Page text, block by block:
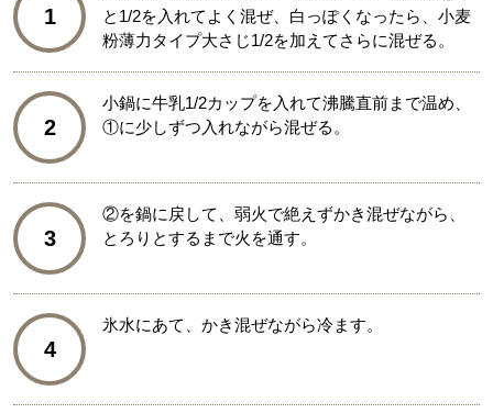
1
と1/2を入れてよく混ぜ、白っぽくなったら、小麦
粉薄力タイプ大さじ1/2を加えてさらに混ぜる。
2
小鍋に牛乳1/2カップを入れて沸騰直前まで温め、
①に少しずつ入れながら混ぜる。
3
②を鍋に戻して、弱火で絶えずかき混ぜながら、
とろりとするまで火を通す。
4
氷水にあて、かき混ぜながら冷ます。